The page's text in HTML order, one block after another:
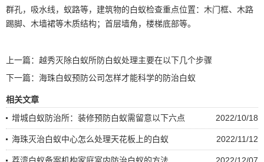
群孔，吸水线，蚁路等，建筑物的白蚁检查重点位置：木门框、木路
踢脚、木墙裙等木质结构；首层墙角，楼梯底部等。
上一篇： 越秀灭除白蚁所防白蚁处理主要在以下几个步骤
下一篇： 海珠白蚁预防公司怎样才能科学的防治白蚁
相关文章
2022/10/18
增城白蚁防治所：装修预防白蚁需留意以下六点
2022/11/12
海珠灭治白蚁中心怎么处理天花板上的白蚁
2022/12/07
荔湾白蚁备案机构家庭室内防治白蚁的方法